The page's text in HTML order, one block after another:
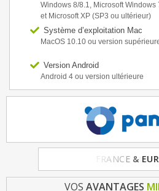
Windows 8/8.1, Microsoft
et Microsoft XP (SP3 ou ultérieur)
Système d’exploitation Mac
MacOS 10.10 ou version
Version Android
Android 4 ou version ultérieure
FRANCE &
VOS AVANTAGES